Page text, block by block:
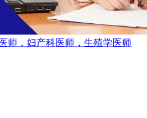
师，妇产科医师，生殖学医师